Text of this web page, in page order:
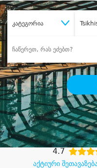
კატეგორია
შეიძინე
დიდი
აქტიური
4.7